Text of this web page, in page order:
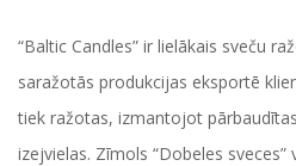
“Baltic Candles” ir lielākais sveču
saražotās produkcijas eksportē
tiek ražotas, izmantojot
izejvielas. Zīmols “Dobeles